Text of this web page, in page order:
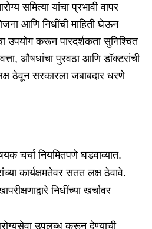
समित्या यांचा प्रभावी वापर
आणि निधींची माहिती घेऊन
उपयोग करून पारदर्शकता सुनिश्चित
औषधांचा पुरवठा आणि डॉक्टरांची
ठेवून सरकारला जबाबदार धरणे
चर्चा नियमितपणे घडवाव्यात.
कार्यक्षमतेवर सतत लक्ष ठेवावे.
निधींच्या खर्चावर
उपलब्ध करून देण्याची